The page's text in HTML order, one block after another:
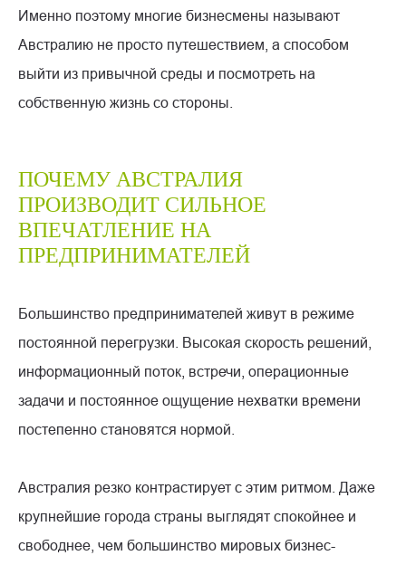
Именно поэтому многие бизнесмены называют
Австралию не просто путешествием, а способом
выйти из привычной среды и посмотреть на
собственную жизнь со стороны.
ПОЧЕМУ АВСТРАЛИЯ
ПРОИЗВОДИТ СИЛЬНОЕ
ВПЕЧАТЛЕНИЕ НА
ПРЕДПРИНИМАТЕЛЕЙ
Большинство предпринимателей живут в режиме
постоянной перегрузки. Высокая скорость решений,
информационный поток, встречи, операционные
задачи и постоянное ощущение нехватки времени
постепенно становятся нормой.
Австралия резко контрастирует с этим ритмом. Даже
крупнейшие города страны выглядят спокойнее и
свободнее, чем большинство мировых бизнес-